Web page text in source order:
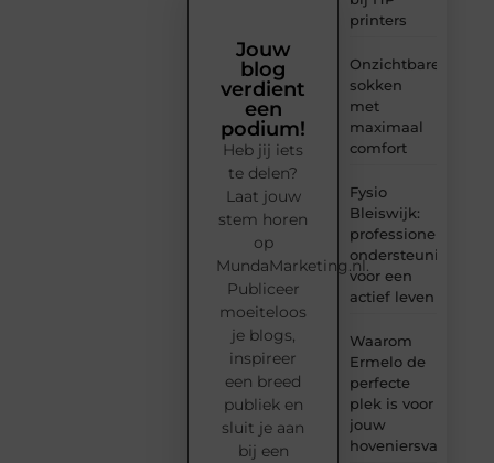
printers
Onzichtbare
sokken
met
maximaal
comfort
Fysio
Bleiswijk:
professionele
ondersteuning
voor een
actief leven
Waarom
Ermelo de
perfecte
plek is voor
jouw
Jouw
blog
verdient
een
podium!
Heb jij iets
te delen?
Laat jouw
stem horen
op
MundaMarketing.nl.
Publiceer
moeiteloos
je blogs,
inspireer
een breed
publiek en
sluit je aan
bij een